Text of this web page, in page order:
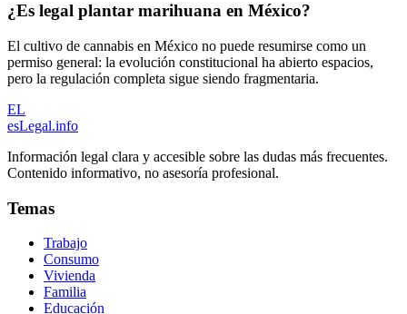
¿Es legal plantar marihuana en México?
El cultivo de cannabis en México no puede resumirse como un
permiso general: la evolución constitucional ha abierto espacios,
pero la regulación completa sigue siendo fragmentaria.
EL
esLegal.info
Información legal clara y accesible sobre las dudas más frecuentes.
Contenido informativo, no asesoría profesional.
Temas
Trabajo
Consumo
Vivienda
Familia
Educación